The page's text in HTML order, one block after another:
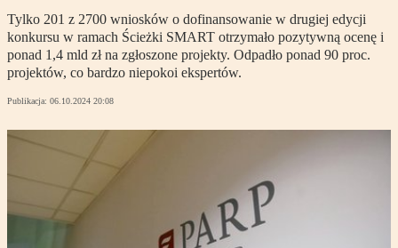
Tylko 201 z 2700 wniosków o dofinansowanie w drugiej edycji
konkursu w ramach Ścieżki SMART otrzymało pozytywną ocenę i
ponad 1,4 mld zł na zgłoszone projekty. Odpadło ponad 90 proc.
projektów, co bardzo niepokoi ekspertów.
Publikacja: 06.10.2024 20:08